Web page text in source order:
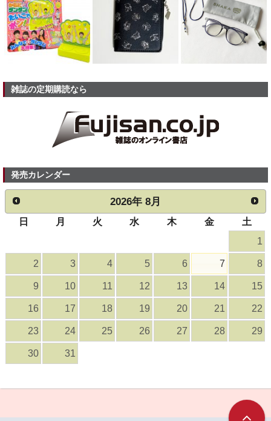
雑誌の定期購読なら
発売カレンダー
2026年 8月
日 月 火 水 木 金
土
1
2 3 4 5 6 7 8
9 10 11 12 13 14 15
16 17 18 19 20 21 22
23 24 25 26 27 28 29
30 31